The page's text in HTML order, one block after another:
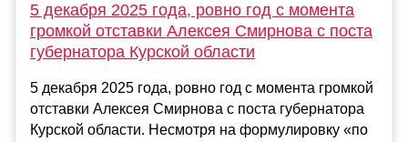
5 декабря 2025 года, ровно год с момента
громкой отставки Алексея Смирнова с поста
губернатора Курской области
5 декабря 2025 года, ровно год с момента громкой
отставки Алексея Смирнова с поста губернатора
Курской области. Несмотря на формулировку «по